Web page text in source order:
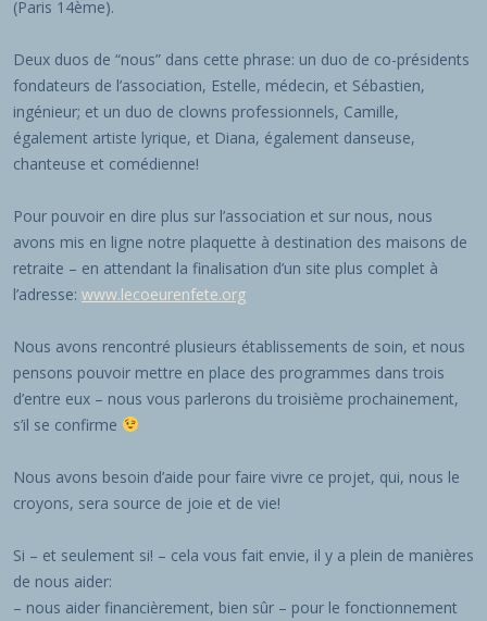
(Paris 14ème).
Deux duos de “nous” dans cette phrase: un duo de co-présidents
fondateurs de l’association, Estelle, médecin, et Sébastien,
ingénieur; et un duo de clowns professionnels, Camille,
également artiste lyrique, et Diana, également danseuse,
chanteuse et comédienne!
Pour pouvoir en dire plus sur l’association et sur nous, nous
avons mis en ligne notre plaquette à destination des maisons de
retraite – en attendant la finalisation d’un site plus complet à
l’adresse: www.lecoeurenfete.org
Nous avons rencontré plusieurs établissements de soin, et nous
pensons pouvoir mettre en place des programmes dans trois
d’entre eux – nous vous parlerons du troisième prochainement,
s’il se confirme
Nous avons besoin d’aide pour faire vivre ce projet, qui, nous le
croyons, sera source de joie et de vie!
Si – et seulement si! – cela vous fait envie, il y a plein de manières
de nous aider:
– nous aider financièrement, bien sûr – pour le fonctionnement